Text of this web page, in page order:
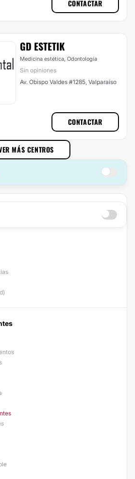
CONTACTAR
GD ESTETIK
Medicina estética, Odontología
Sin opiniones
Av. Obispo Valdes #1285, Valparaíso
CONTACTAR
MÁS CENTROS